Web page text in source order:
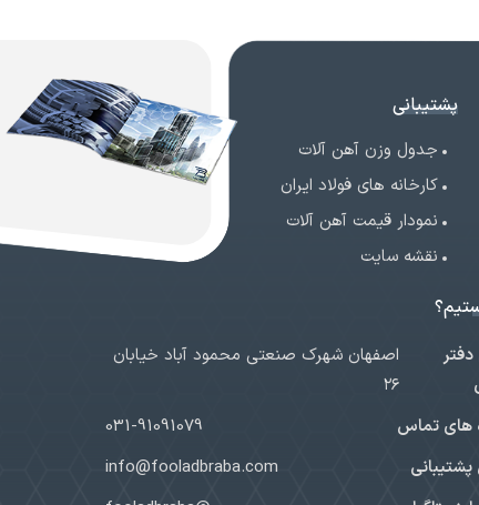
پشتیبانی
جدول وزن آهن آلات
کارخانه های فولاد ایران
نمودار قیمت آهن آلات
نقشه سایت
اصفهان شهرک صنعتی محمود آباد خیابان
۲۶
های تماس
031-91091079
پشتیبانی
info@fooladbraba.com